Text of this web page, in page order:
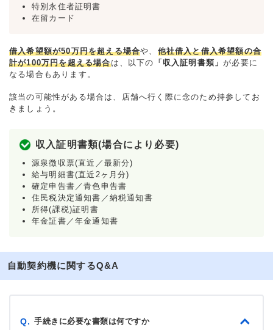
特別永住者証明書
在留カード
借入希望額が50万円を超える場合や、 他社借入と借入希望額の合
計が100万円を超える場合は、以下の 「収入証明書類」が必要に
なる場合もあります。
該当の可能性がある場合は、店舗へ行く際に念のため持参してお
きましょう。
収入証明書類(場合により必要)
源泉徴収票(直近／最新分)
給与明細書(直近2ヶ月分)
確定申告書／青色申告書
住民税決定通知書／納税通知書
所得(課税)証明書
年金証書／年金通知書
自動契約機に関するQ&A
Q. 手続きに必要な書類は何ですか